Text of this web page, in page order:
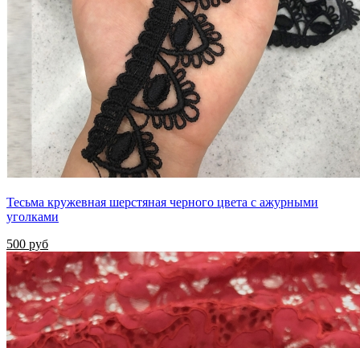
Тесьма кружевная шерстяная черного цвета с ажурными
уголками
500 руб